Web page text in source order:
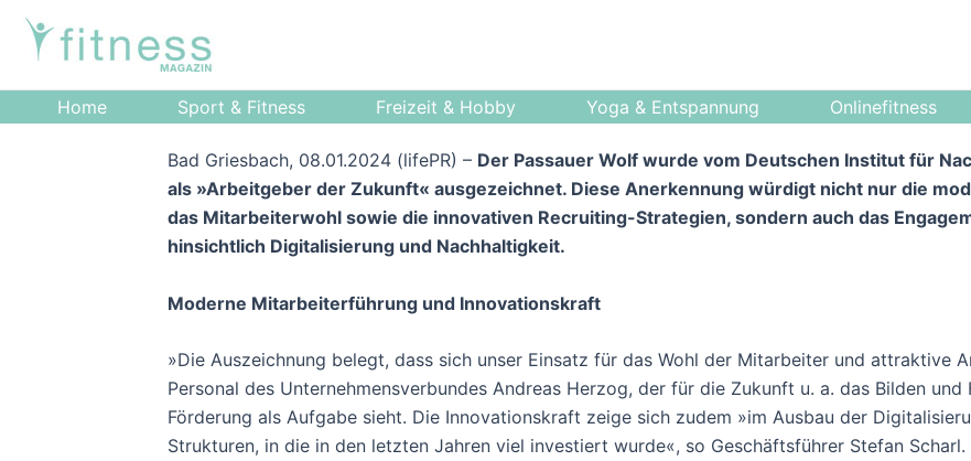
Zum
Inhalt
Home
Sport & Fitness Freizeit & Hobby Yoga & Entspannung Onlinefitness
Bad Griesbach, 08.01.2024 (lifePR) – Der Passauer Wolf wurde vom Deutschen Institut für
als »Arbeitgeber der Zukunft« ausgezeichnet. Diese Anerkennung würdigt nicht nur die
das Mitarbeiterwohl sowie die innovativen Recruiting-Strategien, sondern auch das
hinsichtlich Digitalisierung und Nachhaltigkeit.
Moderne Mitarbeiterführung und Innovationskraft
»Die Auszeichnung belegt, dass sich unser Einsatz für das Wohl der Mitarbeiter und attraktive
Personal des Unternehmensverbundes Andreas Herzog, der für die Zukunft u. a. das Bilden
Förderung als Aufgabe sieht. Die Innovationskraft zeige sich zudem »im Ausbau der
Strukturen, in die in den letzten Jahren viel investiert wurde«, so Geschäftsführer Stefan
navigation